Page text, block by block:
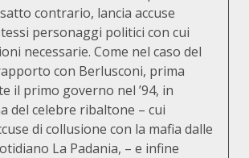
contrario, lancia accuse
personaggi politici con cui
necessarie. Come nel caso del
con Berlusconi, prima
il primo governo nel ’94, in
del celebre ribaltone – cui
di collusione con la mafia dalle
La Padania, – e infine